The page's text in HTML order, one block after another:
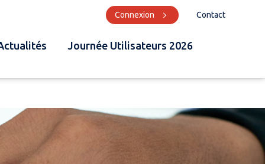
Journée Utilisateurs 2026
Connexion Contact